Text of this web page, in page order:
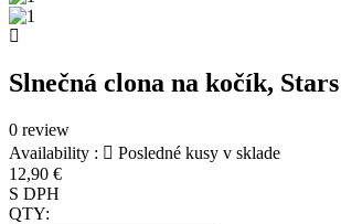
Slnečná clona na kočík, Stars
0 review
Availability :  Posledné kusy v sklade
12,90 €
S DPH
QTY: